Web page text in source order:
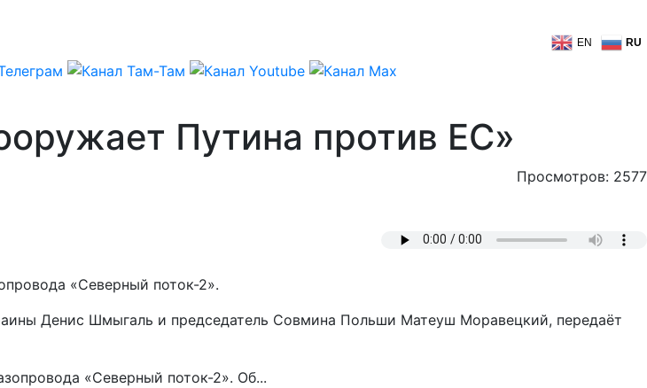
EN RU
Путина против ЕС»
Просмотров: 2577
«Северный поток-2».
Денис Шмыгаль и председатель Совмина Польши Матеуш Моравецкий, передаёт